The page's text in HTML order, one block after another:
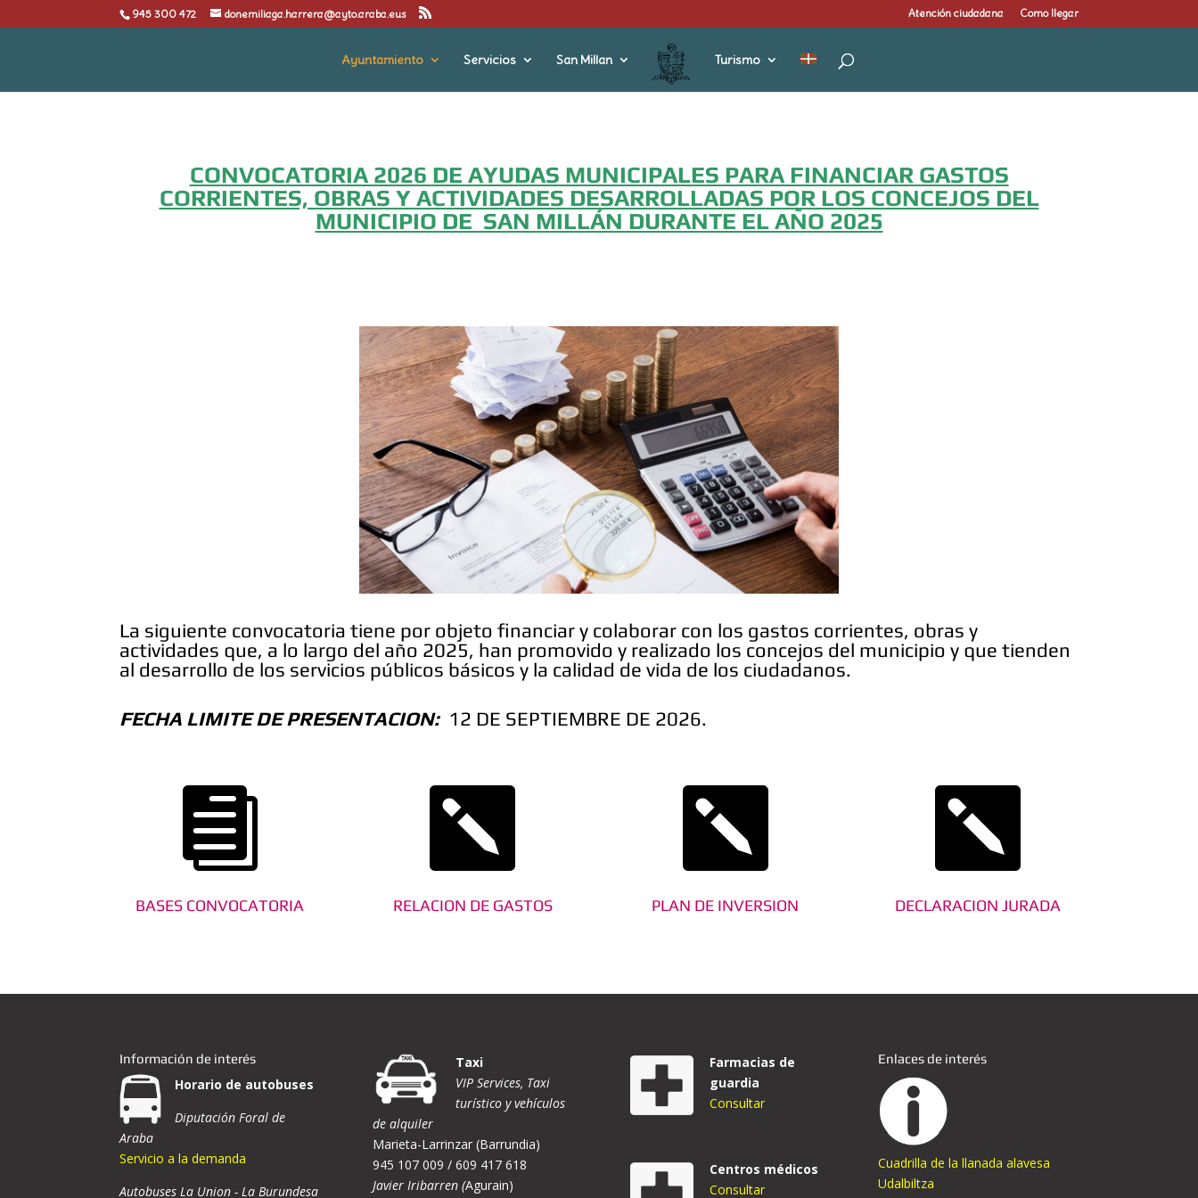
945 300 472 donemiliaga.harrera@ayto.araba.eus Atención ciudadana Como llegar
Ayuntamiento Servicios San Millan Turismo
CONVOCATORIA 2026 DE AYUDAS MUNICIPALES PARA FINANCIAR GASTOS
CORRIENTES, OBRAS Y ACTIVIDADES DESARROLLADAS POR LOS CONCEJOS DEL
MUNICIPIO DE SAN MILLÁN DURANTE EL AÑO 2025
La siguiente convocatoria tiene por objeto financiar y colaborar con los gastos corrientes, obras y
actividades que, a lo largo del año 2025, han promovido y realizado los concejos del municipio y que tienden
al desarrollo de los servicios públicos básicos y la calidad de vida de los ciudadanos.
FECHA LIMITE DE PRESENTACION:12 DE SEPTIEMBRE DE 2026.

BASES CONVOCATORIA

RELACION DE GASTOS

PLAN DE INVERSION

DECLARACION JURADA
Información de interés
Horario de autobuses
Diputación Foral de
Araba
Servicio a la demanda
Autobuses La Union - La Burundesa
Taxi
VIP Services, Taxi
turístico y vehículos
de alquiler
Marieta-Larrinzar (Barrundia)
945 107 009 / 609 417 618
Javier Iribarren (Agurain)
Farmacias de
guardia
Consultar
Centros médicos
Consultar
Enlaces de interés
Cuadrilla de la llanada alavesa
Udalbiltza